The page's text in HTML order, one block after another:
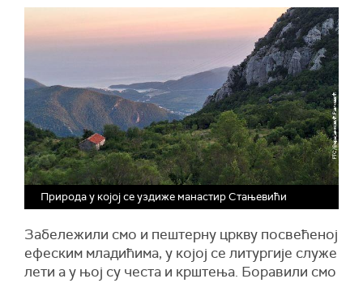
Природа у којој се уздиже манастир Стањевићи
Забележили смо и пештерну цркву посвећеној
ефеским младићима, у којој се литургије служе
лети а у њој су честа и крштења. Боравили смо